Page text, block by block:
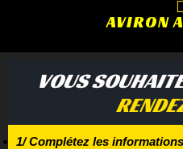
AVIRON
VOUS
1/ Complétez les